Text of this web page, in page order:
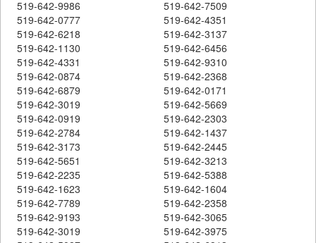
519-642-9986
519-642-7509
519-642-0777
519-642-4351
519-642-6218
519-642-3137
519-642-1130
519-642-6456
519-642-4331
519-642-9310
519-642-0874
519-642-2368
519-642-6879
519-642-0171
519-642-3019
519-642-5669
519-642-0919
519-642-2303
519-642-2784
519-642-1437
519-642-3173
519-642-2445
519-642-5651
519-642-3213
519-642-2235
519-642-5388
519-642-1623
519-642-1604
519-642-7789
519-642-2358
519-642-9193
519-642-3065
519-642-3019
519-642-3975